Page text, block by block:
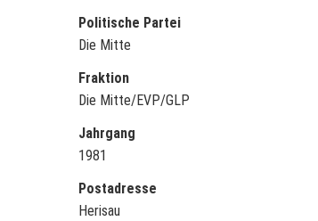
Politische Partei
Die Mitte
Fraktion
Die Mitte/EVP/GLP
Jahrgang
1981
Postadresse
Herisau